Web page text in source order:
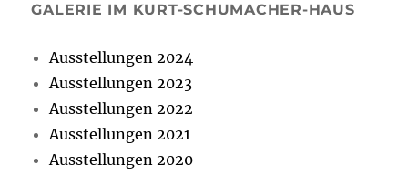
GALERIE IM KURT-SCHUMACHER-HAUS
Ausstellungen 2024
Ausstellungen 2023
Ausstellungen 2022
Ausstellungen 2021
Ausstellungen 2020